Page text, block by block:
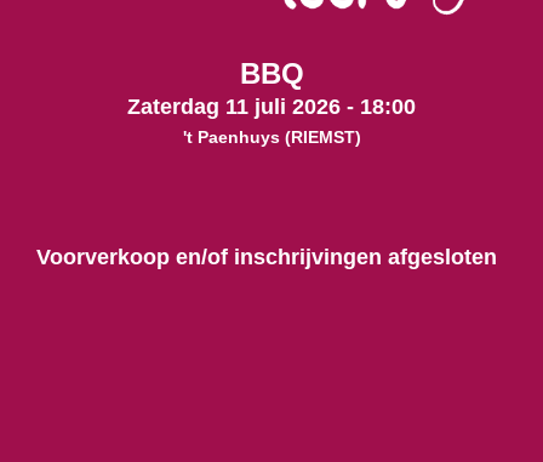
BBQ
Zaterdag 11 juli 2026 - 18:00
't Paenhuys (RIEMST)
Voorverkoop en/of inschrijvingen afgesloten